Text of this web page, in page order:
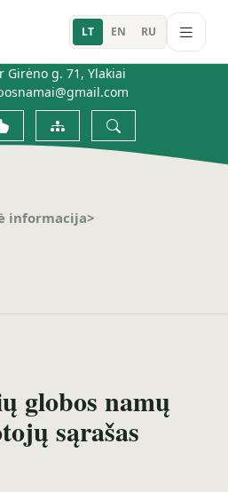
Girėno g. 71, Ylakiai
LT EN RU
informacija>
globos namų
sąrašas